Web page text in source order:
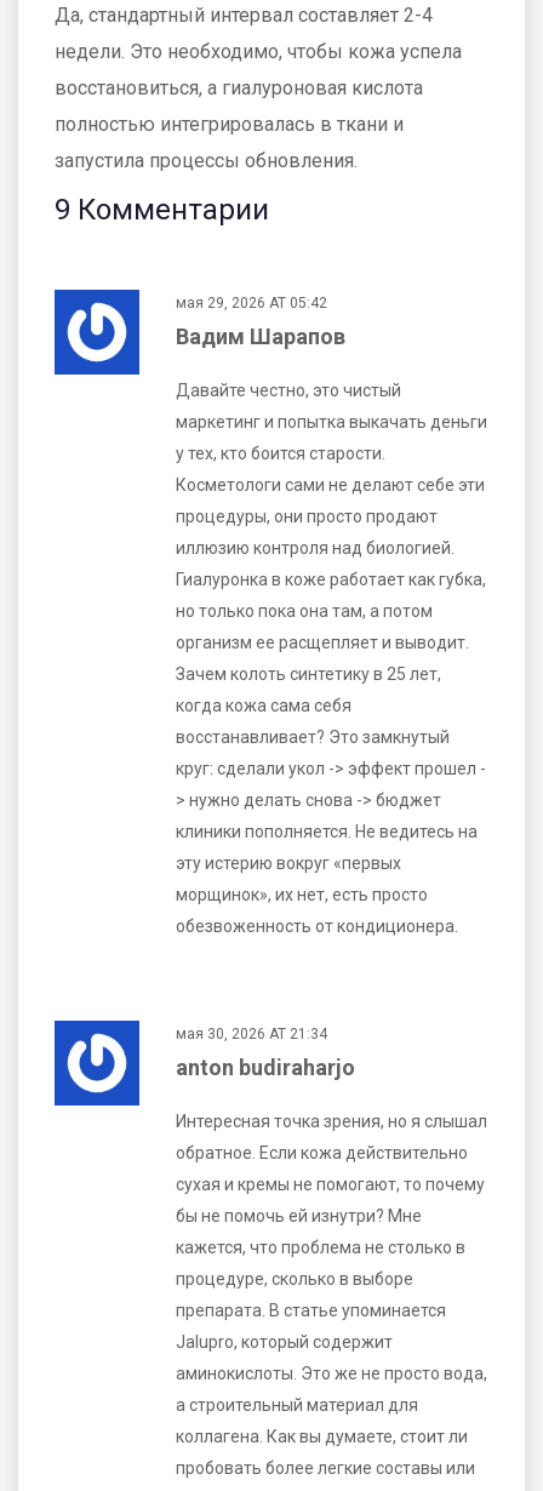
Да, стандартный интервал составляет 2-4
недели. Это необходимо, чтобы кожа успела
восстановиться, а гиалуроновая кислота
полностью интегрировалась в ткани и
запустила процессы обновления.
9 Комментарии
мая 29, 2026 AT 05:42
Вадим Шарапов
Давайте честно, это чистый
маркетинг и попытка выкачать деньги
у тех, кто боится старости.
Косметологи сами не делают себе эти
процедуры, они просто продают
иллюзию контроля над биологией.
Гиалуронка в коже работает как губка,
но только пока она там, а потом
организм ее расщепляет и выводит.
Зачем колоть синтетику в 25 лет,
когда кожа сама себя
восстанавливает? Это замкнутый
круг: сделали укол -> эффект прошел -
> нужно делать снова -> бюджет
клиники пополняется. Не ведитесь на
эту истерию вокруг «первых
морщинок», их нет, есть просто
обезвоженность от кондиционера.
мая 30, 2026 AT 21:34
anton budiraharjo
Интересная точка зрения, но я слышал
обратное. Если кожа действительно
сухая и кремы не помогают, то почему
бы не помочь ей изнутри? Мне
кажется, что проблема не столько в
процедуре, сколько в выборе
препарата. В статье упоминается
Jalupro, который содержит
аминокислоты. Это же не просто вода,
а строительный материал для
коллагена. Как вы думаете, стоит ли
пробовать более легкие составы или